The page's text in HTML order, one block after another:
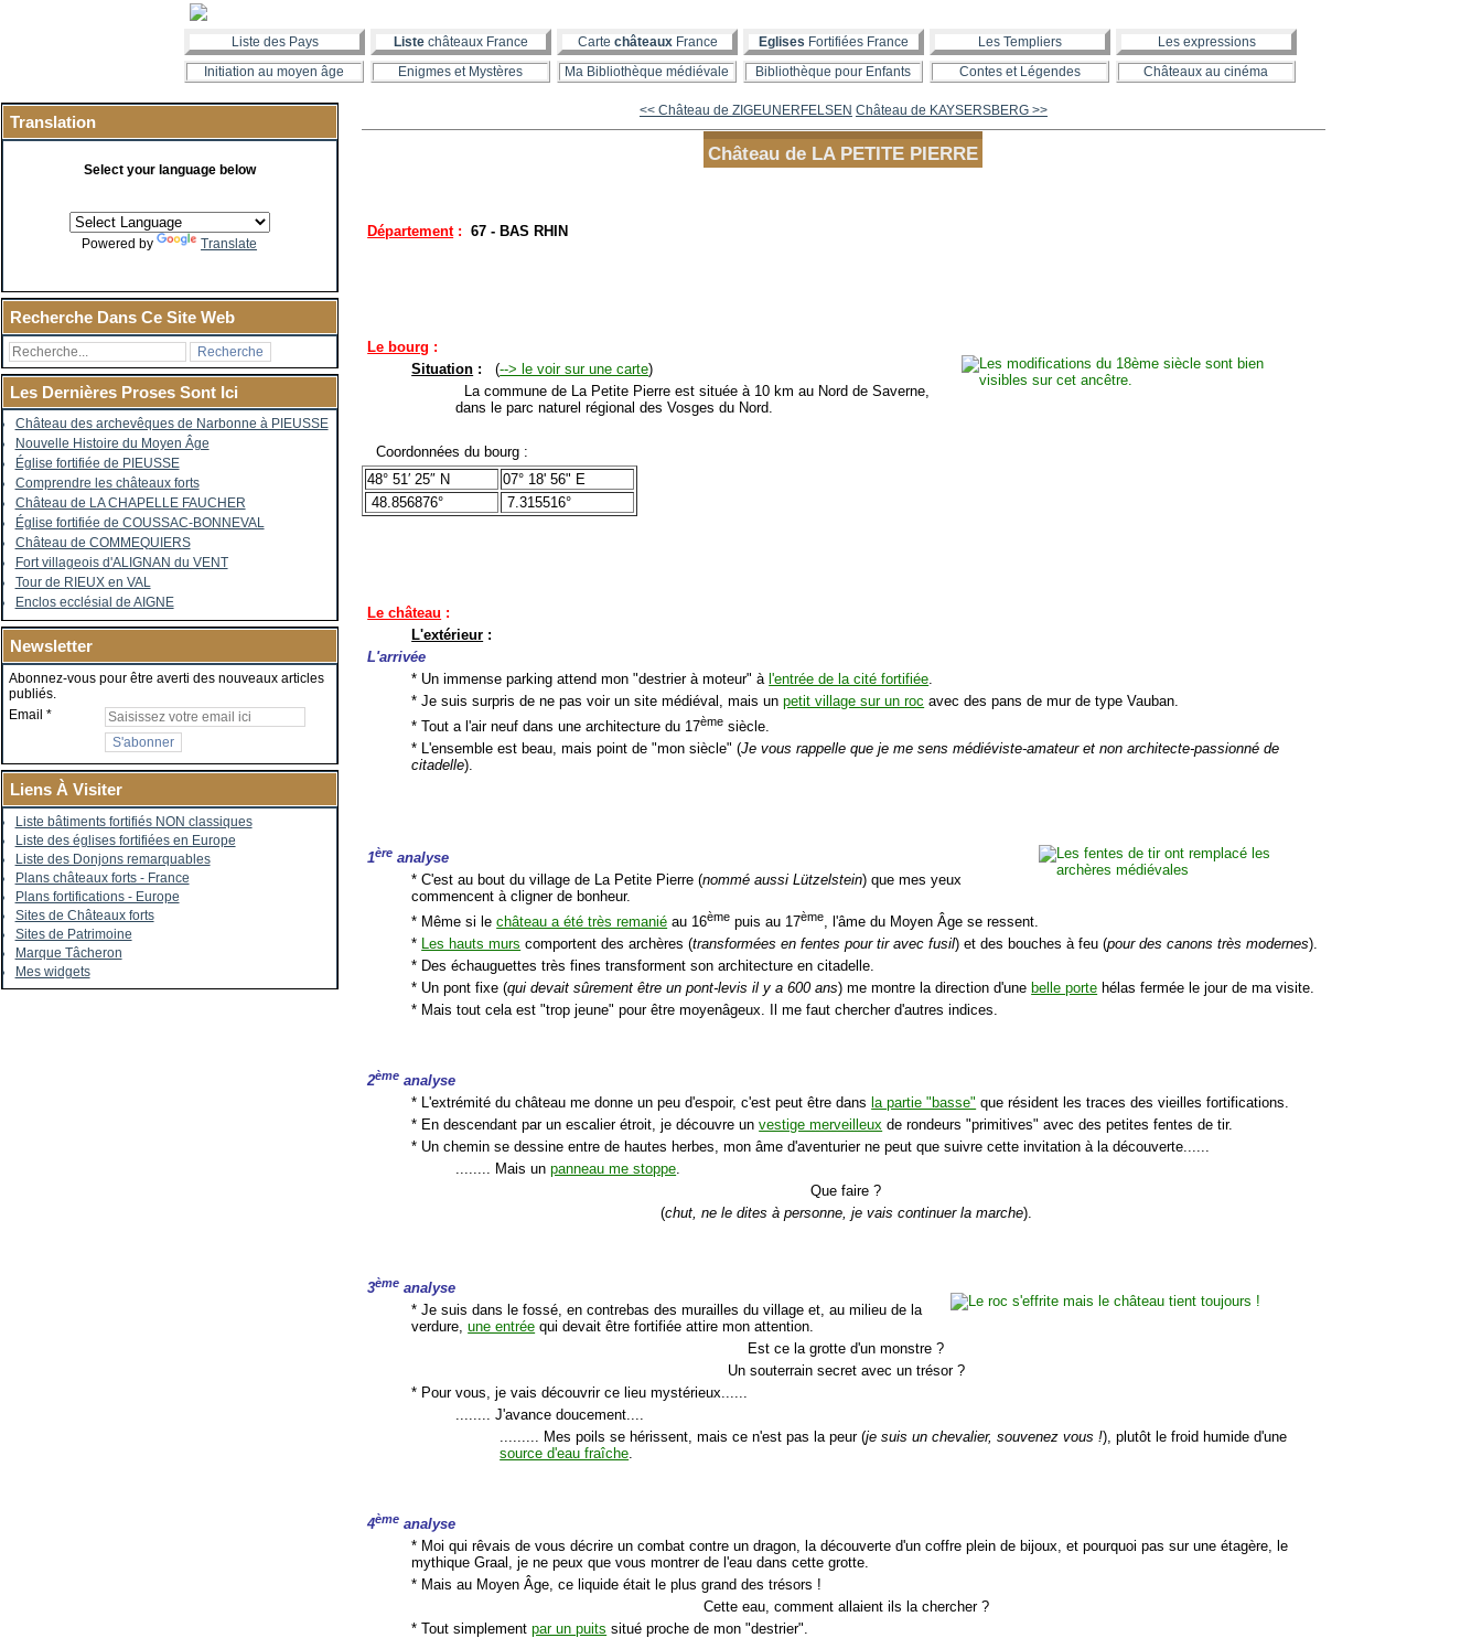
Liste des Pays Liste châteaux France Carte châteauxFrance Eglises Fortifiées France Les Templiers
Les expressions
Initiation au moyen âge
Enigmes et Mystères Ma Bibliothèque médiévale Bibliothèque pour Enfants Contes et Légendes Châteaux au cinéma
Translation
Select your language below
Powered by Translate
Recherche Dans Ce Site Web
Les Dernières Proses Sont Ici
Château des archevêques de Narbonne à PIEUSSE
Nouvelle Histoire du Moyen Âge
Église fortifiée de PIEUSSE
Comprendre les châteaux forts
Château de LA CHAPELLE FAUCHER
Église fortifiée de COUSSAC-BONNEVAL
Château de COMMEQUIERS
Fort villageois d'ALIGNAN du VENT
Tour de RIEUX en VAL
Enclos ecclésial de AIGNE
Newsletter
Abonnez-vous pour être averti des nouveaux articles
publiés.
Email
Liens À Visiter
Liste bâtiments fortifiés NON classiques
Liste des églises fortifiées en Europe
Liste des Donjons remarquables
Plans châteaux forts - France
Plans fortifications - Europe
Sites de Châteaux forts
Sites de Patrimoine
Marque Tâcheron
Mes widgets
<< Château de ZIGEUNERFELSEN Château de KAYSERSBERG >>
Château de LA PETITE PIERRE
Département: 67 - BAS RHIN
Le bourg :
Situation : (--> le voir sur une carte)
La commune de La Petite Pierre est située à 10 km au Nord de Saverne,
dans le parc naturel régional des Vosges du Nord.
Coordonnées du bourg :
48° 51′ 25″ N
07° 18' 56" E
48.856876°
7.315516°
Le château :
L'extérieur :
L'arrivée
* Un immense parking attend mon "destrier à moteur" à l'entrée de la cité fortifiée
* Je suis surpris de ne pas voir un site médiéval, mais unpetit village sur un roc avec des pans de mur de type Vauban.
* Tout a l'air neuf dans une architecture du 17ème siècle.
* L'ensemble est beau, mais point de "mon siècle" (Je vous rappelle que je me sens médiéviste-amateur et non architecte-passionné de
citadelle).
1ère analyse
* C'est au bout du village de La Petite Pierre (nommé aussi Lützelstein) que mes yeux
commencent à cligner de bonheur.
* Même si lechâteau a été très remanié au 16ème puis au 17ème, l'âme du Moyen Âge se ressent.
* Les hauts murs comportent des archères (transformées en fentes pour tir avec fusil) et des bouches à feu (pour des canons très modernes).
* Des échauguettes très fines transforment son architecture en citadelle.
* Un pont fixe (qui devait sûrement être un pont-levis il y a 600 ans) me montre la direction d'une belle porte hélas fermée le jour de ma visite.
* Mais tout cela est "trop jeune" pour être moyenâgeux. Il me faut chercher d'autres indices.
2ème analyse
* L'extrémité du château me donne un peu d'espoir, c'est peut être dansla partie "basse" que résident les traces des vieilles fortifications.
* En descendant par un escalier étroit, je découvre unvestige merveilleux de rondeurs "primitives" avec des petites fentes de tir.
* Un chemin se dessine entre de hautes herbes, mon âme d'aventurier ne peut que suivre cette invitation à la découverte......
........ Mais unpanneau me stoppe
Que faire ?
(chut, ne le dites à personne, je vais continuer la marche).
3ème analyse
* Je suis dans le fossé, en contrebas des murailles du village et, au milieu de la
verdure,une entrée qui devait être fortifiée attire mon attention.
Est ce la grotte d'un monstre ?
Un souterrain secret avec un trésor ?
* Pour vous, je vais découvrir ce lieu mystérieux......
........ J'avance doucement....
......... Mes poils se hérissent, mais ce n'est pas la peur (je suis un chevalier, souvenez vous !), plutôt le froid humide d'une
source d'eau fraîche.
4ème analyse
* Moi qui rêvais de vous décrire un combat contre un dragon, la découverte d'un coffre plein de bijoux, et pourquoi pas sur une étagère, le
mythique Graal, je ne peux que vous montrer de l'eau dans cette grotte.
* Mais au Moyen Âge, ce liquide était le plus grand des trésors !
Cette eau, comment allaient ils la chercher ?
* Tout simplementpar un puits situé proche de mon "destrier".